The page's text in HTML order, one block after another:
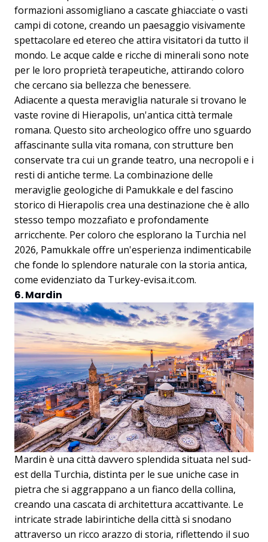
formazioni assomigliano a cascate ghiacciate o vasti
campi di cotone, creando un paesaggio visivamente
spettacolare ed etereo che attira visitatori da tutto il
mondo. Le acque calde e ricche di minerali sono note
per le loro proprietà terapeutiche, attirando coloro
che cercano sia bellezza che benessere.
Adiacente a questa meraviglia naturale si trovano le
vaste rovine di Hierapolis, un'antica città termale
romana. Questo sito archeologico offre uno sguardo
affascinante sulla vita romana, con strutture ben
conservate tra cui un grande teatro, una necropoli e i
resti di antiche terme. La combinazione delle
meraviglie geologiche di Pamukkale e del fascino
storico di Hierapolis crea una destinazione che è allo
stesso tempo mozzafiato e profondamente
arricchente. Per coloro che esplorano la Turchia nel
2026, Pamukkale offre un'esperienza indimenticabile
che fonde lo splendore naturale con la storia antica,
come evidenziato da Turkey-evisa.it.com.
6. Mardin
Mardin è una città davvero splendida situata nel sud-
est della Turchia, distinta per le sue uniche case in
pietra che si aggrappano a un fianco della collina,
creando una cascata di architettura accattivante. Le
intricate strade labirintiche della città si snodano
attraverso un ricco arazzo di storia, riflettendo il suo